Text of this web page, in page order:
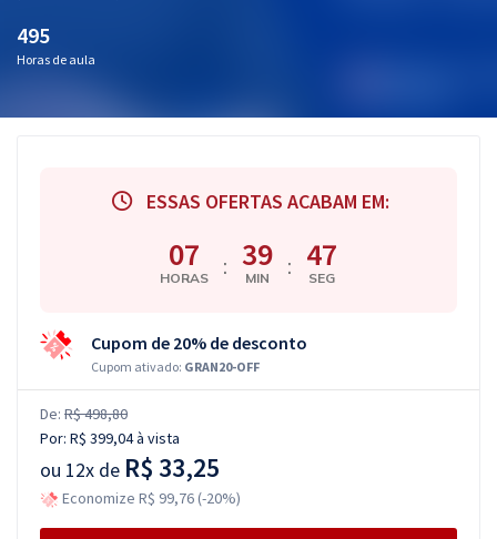
Aprovados
495
Horas de aula
ESSAS OFERTAS ACABAM EM:
07
HORAS : 39
MIN : 46
SEG
Cupom de 20% de desconto
Cupom ativado: GRAN20-OFF
De: R$ 498,80
Por: R$ 399,04à vista
ou 12x de R$ 33,25
Economize R$ 99,76 (-20%)